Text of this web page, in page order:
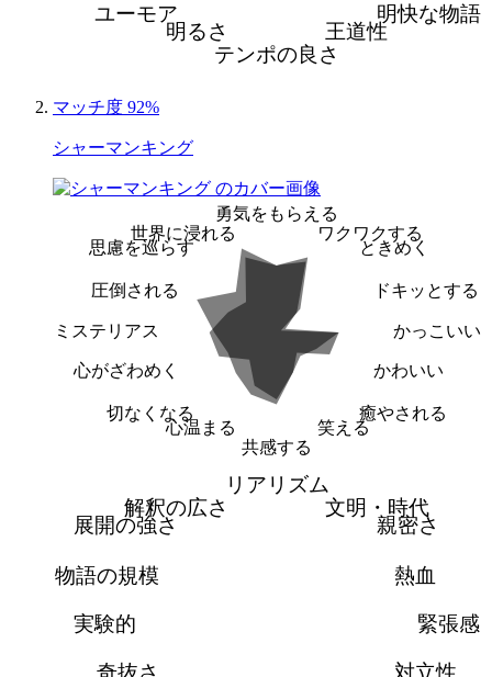
明快な物語
王道性
テンポの良さ
明るさ
ユーモア
マッチ度 92%
シャーマンキング
勇気をもらえる
ワクワクする
ときめく
ドキッとする
かっこいい
かわいい
癒やされる
笑える
共感する
心温まる
切なくなる
心がざわめく
ミステリアス
圧倒される
思慮を巡らす
世界に浸れる
リアリズム
文明・時代
親密さ
熱血
緊張感
実験的
物語の規模
展開の強さ
解釈の広さ